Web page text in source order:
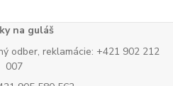
na guláš
odber, reklamácie: +421 902 212
007